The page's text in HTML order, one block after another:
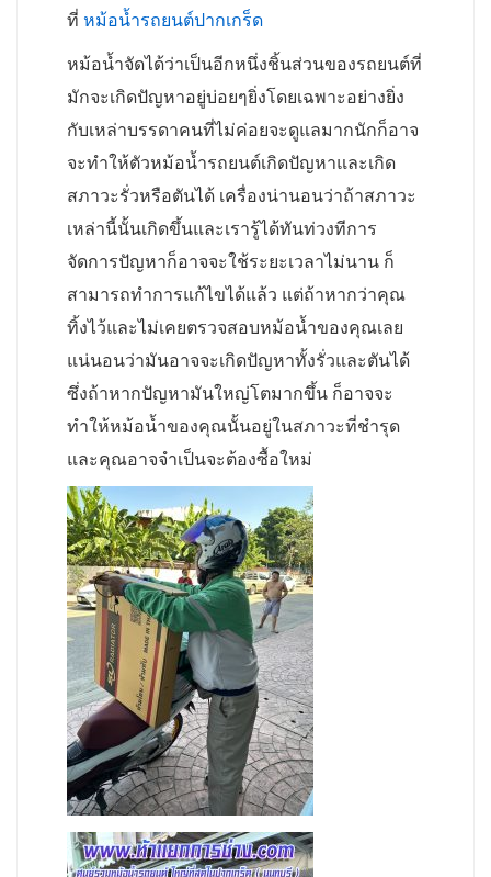
ที่ หม้อน้ำรถยนต์ปากเกร็ด
หม้อน้ำจัดได้ว่าเป็นอีกหนึ่งชิ้นส่วนของรถยนต์ที่
มักจะเกิดปัญหาอยู่บ่อยๆยิ่งโดยเฉพาะอย่างยิ่ง
กับเหล่าบรรดาคนที่ไม่ค่อยจะดูแลมากนักก็อาจ
จะทำให้ตัวหม้อน้ำรถยนต์เกิดปัญหาและเกิด
สภาวะรั่วหรือตันได้ เครื่องน่านอนว่าถ้าสภาวะ
เหล่านี้นั้นเกิดขึ้นและเรารู้ได้ทันท่วงทีการ
จัดการปัญหาก็อาจจะใช้ระยะเวลาไม่นาน ก็
สามารถทำการแก้ไขได้แล้ว แต่ถ้าหากว่าคุณ
ทิ้งไว้และไม่เคยตรวจสอบหม้อน้ำของคุณเลย
แน่นอนว่ามันอาจจะเกิดปัญหาทั้งรั่วและตันได้
ซึ่งถ้าหากปัญหามันใหญ่โตมากขึ้น ก็อาจจะ
ทำให้หม้อน้ำของคุณนั้นอยู่ในสภาวะที่ชำรุด
และคุณอาจจำเป็นจะต้องซื้อใหม่